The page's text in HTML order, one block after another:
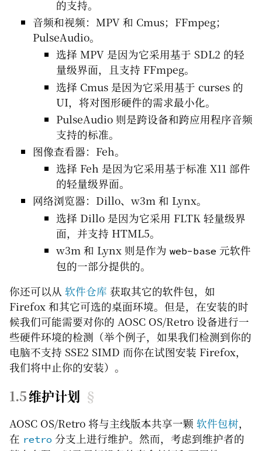
的支持。
音频和视频：MPV 和 Cmus；FFmpeg；
PulseAudio。
选择 MPV 是因为它采用基于 SDL2 的轻
量级界面，且支持 FFmpeg。
选择 Cmus 是因为它采用基于 curses 的
UI，将对图形硬件的需求最小化。
PulseAudio 则是跨设备和跨应用程序音频
支持的标准。
图像查看器：Feh。
选择 Feh 是因为它采用基于标准 X11 部件
的轻量级界面。
网络浏览器：Dillo、w3m 和 Lynx。
选择 Dillo 是因为它采用 FLTK 轻量级界
面，并支持 HTML5。
w3m 和 Lynx 则是作为 web-base 元软件
包的一部分提供的。
你还可以从 软件仓库 获取其它的软件包，如
Firefox 和其它可选的桌面环境。但是，在安装的时
候我们可能需要对你的 AOSC OS/Retro 设备进行一
些硬件环境的检测（举个例子，如果我们检测到你的
电脑不支持 SSE2 SIMD 而你在试图安装 Firefox，
我们将中止你的安装）。
维护计划 §
AOSC OS/Retro 将与主线版本共享一颗 软件包树，
在 retro 分支上进行维护。然而，考虑到维护者的